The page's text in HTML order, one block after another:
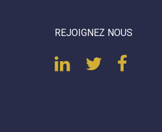
REJOIGNEZ NOUS